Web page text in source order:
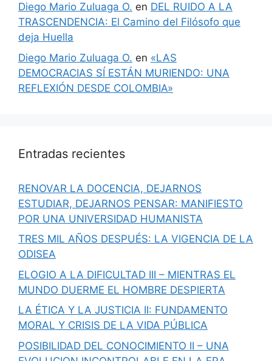
Diego Mario Zuluaga O. en DEL RUIDO A LA
TRASCENDENCIA: El Camino del Filósofo que
deja Huella
Diego Mario Zuluaga O. en «LAS
DEMOCRACIAS SÍ ESTÁN MURIENDO: UNA
REFLEXIÓN DESDE COLOMBIA»
Entradas recientes
RENOVAR LA DOCENCIA, DEJARNOS
ESTUDIAR, DEJARNOS PENSAR: MANIFIESTO
POR UNA UNIVERSIDAD HUMANISTA
TRES MIL AÑOS DESPUÉS: LA VIGENCIA DE LA
ODISEA
ELOGIO A LA DIFICULTAD III – MIENTRAS EL
MUNDO DUERME EL HOMBRE DESPIERTA
LA ÉTICA Y LA JUSTICIA II: FUNDAMENTO
MORAL Y CRISIS DE LA VIDA PÚBLICA
POSIBILIDAD DEL CONOCIMIENTO II – UNA